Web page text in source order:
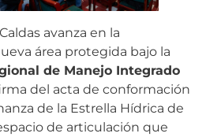
avanza en la
área protegida bajo la
de Manejo Integrado
del acta de conformación
de la Estrella Hídrica de
de articulación que